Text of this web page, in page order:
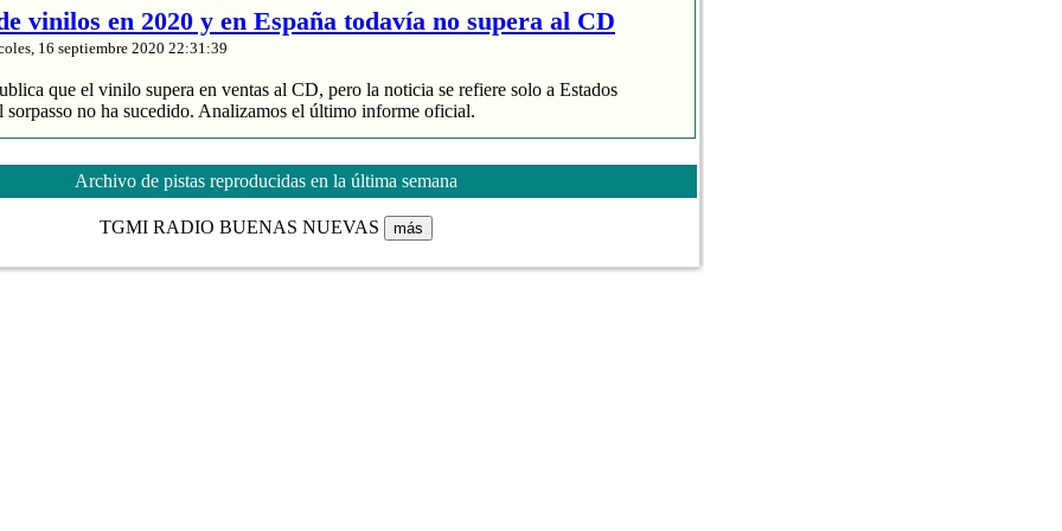
vinilos en 2020 y en España todavía no supera al CD
16 septiembre 2020 22:31:39
que el vinilo supera en ventas al CD, pero la noticia se refiere solo a Estados
sorpasso no ha sucedido. Analizamos el último informe oficial.
y divide entre 2 sus ventas
grabada sube un 4% en España
de vinilos en 2020 y en España todavía no supera al CD
Archivo de pistas reproducidas en la última semana
TGMI RADIO BUENAS NUEVAS más